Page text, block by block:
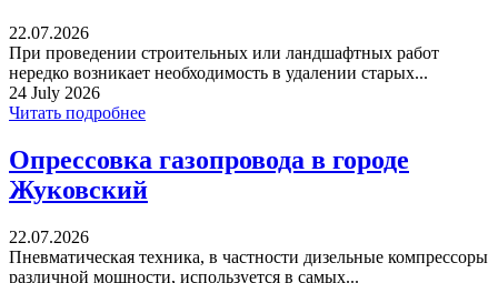
22.07.2026
При проведении строительных или ландшафтных работ
нередко возникает необходимость в удалении старых...
24 July 2026
Читать подробнее
Опрессовка газопровода в городе
Жуковский
22.07.2026
Пневматическая техника, в частности дизельные компрессоры
различной мощности, используется в самых...